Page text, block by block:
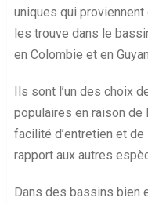
uniques qui
les trouve dans le
en Colombie et en
Ils sont l’un des choix
populaires en raison de
facilité d’entretien et de
rapport aux autres
Dans des bassins bien